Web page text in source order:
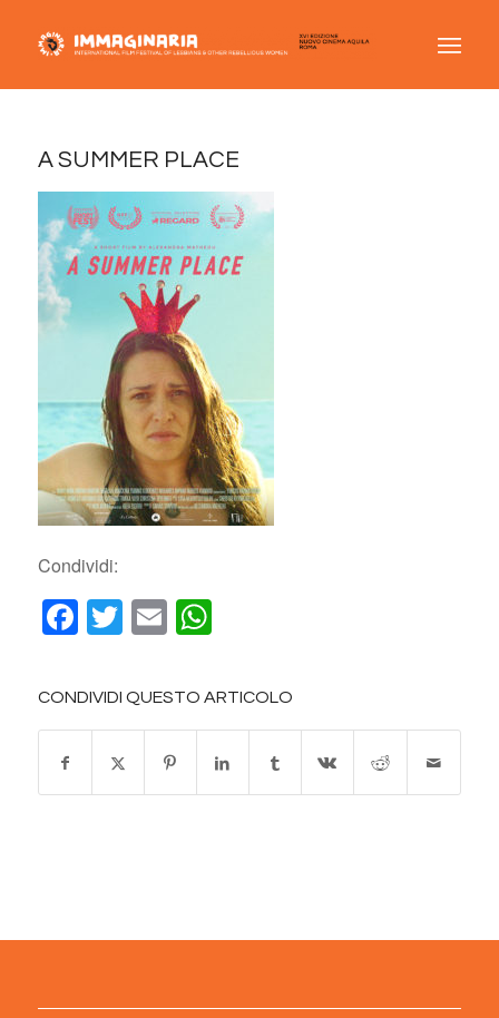
A SUMMER PLACE
Condividi:
Facebook
Twitter
EmailWhatsApp
CONDIVIDI QUESTO ARTICOLO